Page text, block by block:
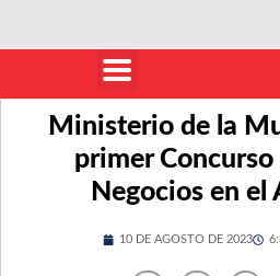
Ministerio de la
primer Concurso
Negocios en
10 DE AGOSTO DE 2023